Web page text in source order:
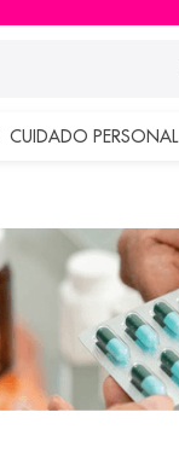
CUIDADO PERSONAL